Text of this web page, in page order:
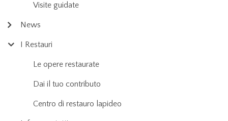
Visite guidate
News
I Restauri
Le opere restaurate
Dai il tuo contributo
Centro di restauro lapideo